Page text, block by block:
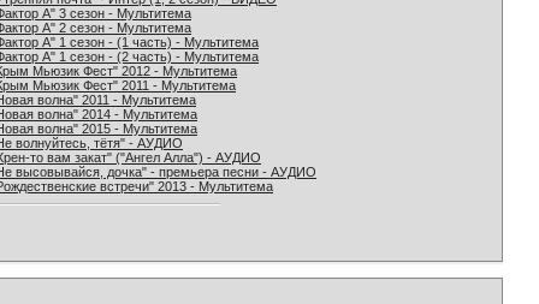
А" 3 сезон - Мультитема
А" 2 сезон - Мультитема
А" 1 сезон - (1 часть) - Мультитема
А" 1 сезон - (2 часть) - Мультитема
Мьюзик Фест" 2012 - Мультитема
Мьюзик Фест" 2011 - Мультитема
волна" 2011 - Мультитема
волна" 2014 - Мультитема
волна" 2015 - Мультитема
волнуйтесь, тётя" - АУДИО
то вам закат" ("Ангел Алла") - АУДИО
высовывайся, дочка" - премьера песни - АУДИО
встречи" 2013 - Мультитема